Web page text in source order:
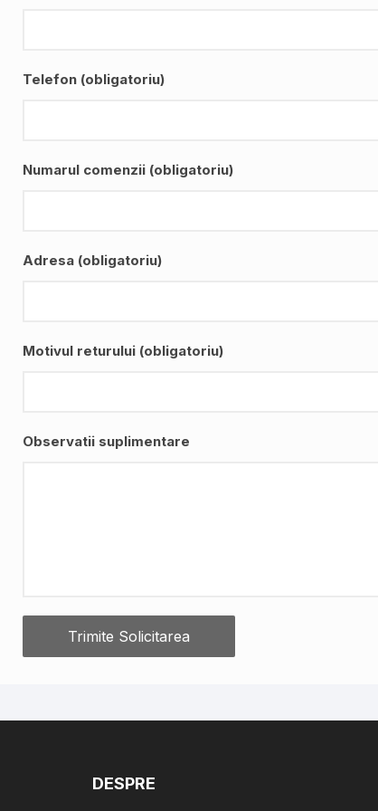
Telefon (obligatoriu)
Numarul comenzii (obligatoriu)
Adresa (obligatoriu)
Motivul returului (obligatoriu)
Observatii suplimentare
DESPRE